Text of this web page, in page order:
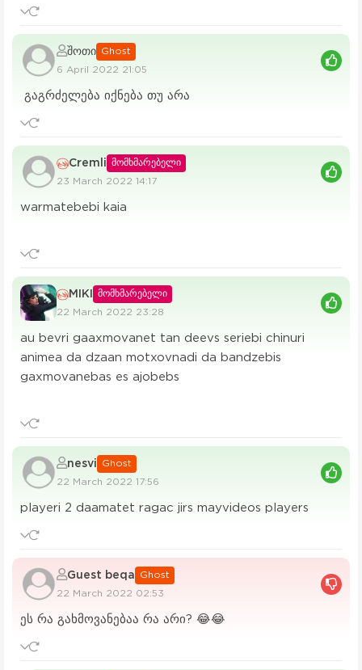
შოთი Ghost
6 April 2022 21:05
გაგრძელება იქნება თუ არა
Cremli მომხმარებელი
23 March 2022 14:17
warmatebebi kaia
MIKI მომხმარებელი
22 March 2022 23:28
au bevri gaaxmovanet tan deevs seriebi chinuri
animea da dzaan motxovnadi da bandzebis
gaxmovanebas es ajobebs
nesvi Ghost
22 March 2022 17:56
playeri 2 daamatet ragac jirs mayvideos players
Guest beqa Ghost
22 March 2022 02:53
ეს რა გახმოვანებაა რა არი? 😂😂